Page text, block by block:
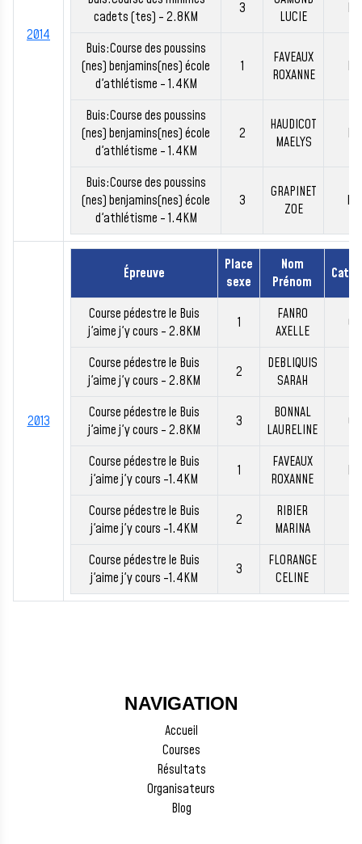
2014
cadets (tes) - 2.8KM
3
LUCIE
Buis:Course des poussins
(nes) benjamins(nes) école
d'athlétisme - 1.4KM
1
FAVEAUX
ROXANNE
Buis:Course des poussins
(nes) benjamins(nes) école
d'athlétisme - 1.4KM
2
HAUDICOT
MAELYS
Buis:Course des poussins
(nes) benjamins(nes) école
d'athlétisme - 1.4KM
3
GRAPINET
ZOE
2013
Épreuve
Place
sexe
Nom
Prénom
Course pédestre le Buis
j'aime j'y cours - 2.8KM
1
FANRO
AXELLE
Course pédestre le Buis
j'aime j'y cours - 2.8KM
2
DEBLIQUIS
SARAH
Course pédestre le Buis
j'aime j'y cours - 2.8KM
3
BONNAL
LAURELINE
Course pédestre le Buis
j'aime j'y cours -1.4KM
1
FAVEAUX
ROXANNE
Course pédestre le Buis
j'aime j'y cours -1.4KM
2
RIBIER
MARINA
Course pédestre le Buis
j'aime j'y cours -1.4KM
3
FLORANGE
CELINE
NAVIGATION
Accueil
Courses
Résultats
Organisateurs
Blog